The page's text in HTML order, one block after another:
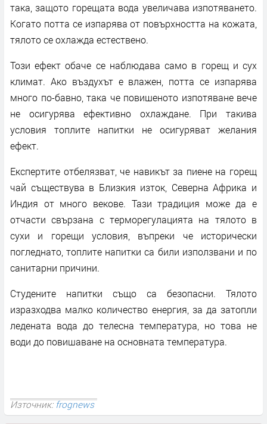
така, защото горещата вода увеличава изпотяването.
Когато потта се изпарява от повърхността на кожата,
тялото се охлажда естествено.
Този ефект обаче се наблюдава само в горещ и сух
климат. Ако въздухът е влажен, потта се изпарява
много по-бавно, така че повишеното изпотяване вече
не осигурява ефективно охлаждане. При такива
условия топлите напитки не осигуряват желания
ефект.
Експертите отбелязват, че навикът за пиене на горещ
чай съществува в Близкия изток, Северна Африка и
Индия от много векове. Тази традиция може да е
отчасти свързана с терморегулацията на тялото в
сухи и горещи условия, въпреки че исторически
погледнато, топлите напитки са били използвани и по
санитарни причини.
Студените напитки също са безопасни. Тялото
изразходва малко количество енергия, за да затопли
ледената вода до телесна температура, но това не
води до повишаване на основната температура.
Източник:frognews